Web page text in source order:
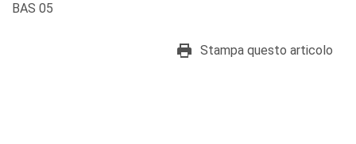
BAS 05
Stampa questo articolo